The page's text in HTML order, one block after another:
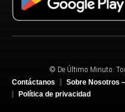
© De Último Minuto.
Contáctanos
Sobre Nosotros
Política de privacidad